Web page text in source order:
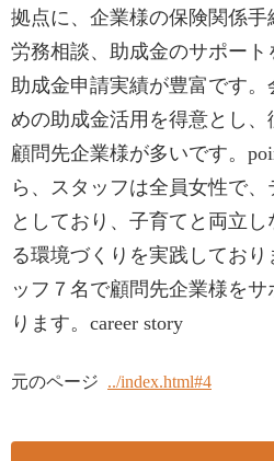
拠点に、企業様の保険関係
労務相談、助成金のサポート
助成金申請実績が豊富です
めの助成金活用を得意とし
顧問先企業様が多いです。
ら、スタッフは全員女性で
としており、子育てと両立
る環境づくりを実践してお
ッフ７名で顧問先企業様を
ります。career story
元のページ ../index.html#4